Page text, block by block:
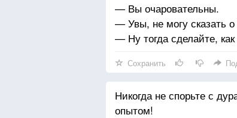
— Вы очаровательны.
— Увы, не могу сказать о
— Ну тогда сделайте,
Сохранить
Никогда не спорьте с
опытом!